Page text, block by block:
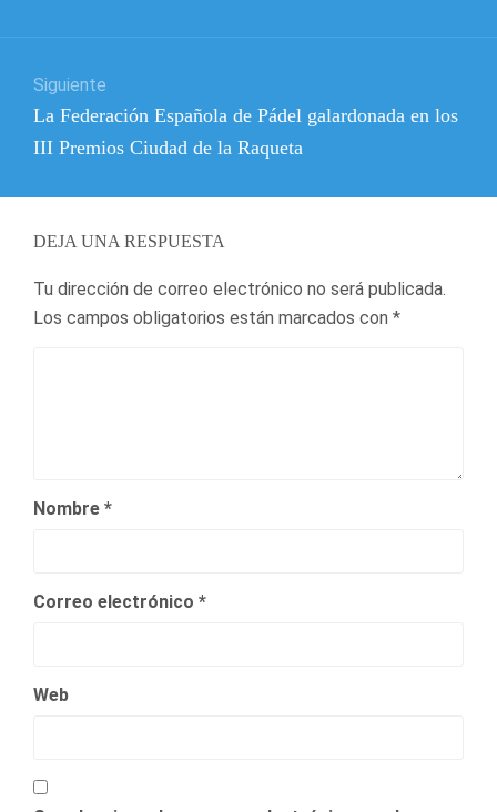
entradas
Siguiente
Entrada
siguiente:
La Federación Española de Pádel galardonada en los
III Premios Ciudad de la Raqueta
DEJA UNA RESPUESTA
Tu dirección de correo electrónico no será publicada.
Los campos obligatorios están marcados con *
Nombre *
Correo electrónico *
Web